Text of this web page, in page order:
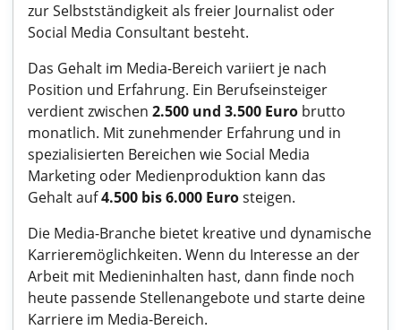
zur Selbstständigkeit als freier Journalist oder
Social Media Consultant besteht.
Das Gehalt im Media-Bereich variiert je nach
Position und Erfahrung. Ein Berufseinsteiger
verdient zwischen 2.500 und 3.500 Euro brutto
monatlich. Mit zunehmender Erfahrung und in
spezialisierten Bereichen wie Social Media
Marketing oder Medienproduktion kann das
Gehalt auf4.500 bis 6.000 Eurosteigen.
Die Media-Branche bietet kreative und dynamische
Karrieremöglichkeiten. Wenn du Interesse an der
Arbeit mit Medieninhalten hast, dann finde noch
heute passende Stellenangebote und starte deine
Karriere im Media-Bereich.